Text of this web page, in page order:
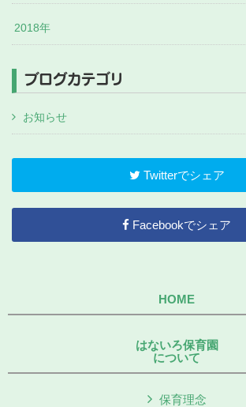
2018年
ブログカテゴリ
お知らせ
Twitterでシェア
Facebookでシェア
HOME
はないろ保育園
について
保育理念